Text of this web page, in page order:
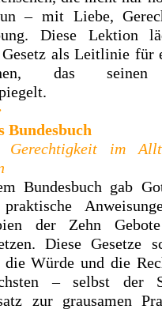
– mit Liebe,
Diese Lektion
Gesetz als Leitlinie für
das seinen
Bundesbuch
Gerechtigkeit im
Bundesbuch gab
der Zehn
Diese Gesetze
die Würde und die
– selbst der
zur grausamen